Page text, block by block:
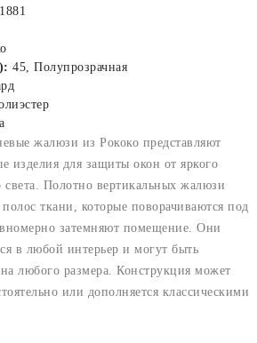
45, Полупрозрачная
жалюзи из Рококо представляют
изделия для защиты окон от яркого
света. Полотно вертикальных жалюзи
ткани, которые поворачиваются под
затемняют помещение. Они
в любой интерьер и могут быть
любого размера. Конструкция может
или дополняется классическими